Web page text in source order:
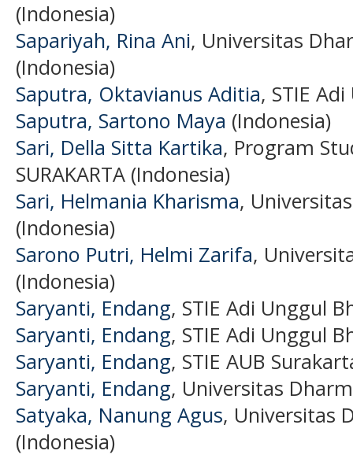
(Indonesia)
Sapariyah, Rina Ani, Universitas
(Indonesia)
Saputra, Oktavianus Aditia, STIE
Saputra, Sartono Maya (Indonesia)
Sari, Della Sitta Kartika, Program
SURAKARTA (Indonesia)
Sari, Helmania Kharisma,
(Indonesia)
Sarono Putri, Helmi Zarifa,
(Indonesia)
Saryanti, Endang, STIE Adi Unggul
Saryanti, Endang, STIE Adi Unggul
Saryanti, Endang, STIE AUB
Saryanti, Endang, Universitas
Satyaka, Nanung Agus, Universitas
(Indonesia)